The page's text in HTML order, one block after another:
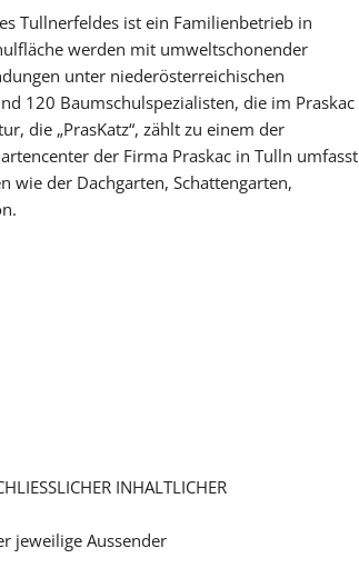
Tullnerfeldes ist ein Familienbetrieb in
werden mit umweltschonender
unter niederösterreichischen
120 Baumschulspezialisten, die im Praskac
die „PrasKatz“, zählt zu einem der
der Firma Praskac in Tulln umfasst
wie der Dachgarten, Schattengarten,
INHALTLICHER
jeweilige Aussender